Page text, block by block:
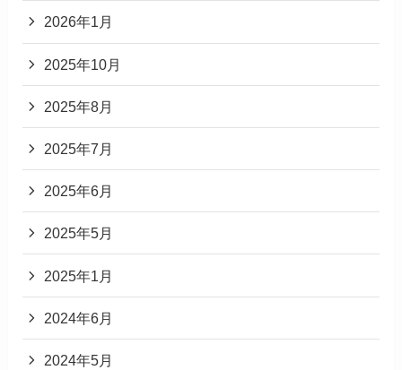
2026年1月
2025年10月
2025年8月
2025年7月
2025年6月
2025年5月
2025年1月
2024年6月
2024年5月